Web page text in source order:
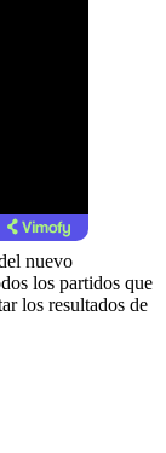
nuevo
los partidos que
los resultados de